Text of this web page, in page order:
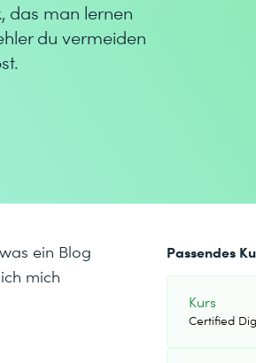
das man lernen
du vermeiden
ein Blog
mich
Passendes
Kurs
Certified